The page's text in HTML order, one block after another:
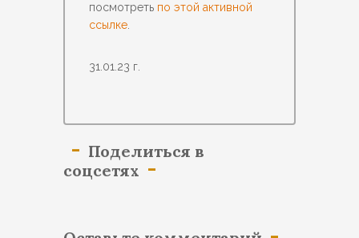
посмотреть по этой активной
ссылке
31.01.23 г.
Поделиться в
соцсетях